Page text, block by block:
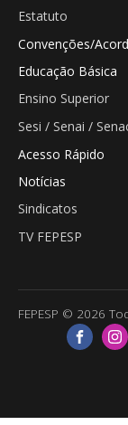
Estatuto
Convenções/
Educação Básica
Ensino Superior
Sesi / Senai /
Acesso Rápido
Notícias
Sindicatos
TV FEPESP
FEPESP © 2026